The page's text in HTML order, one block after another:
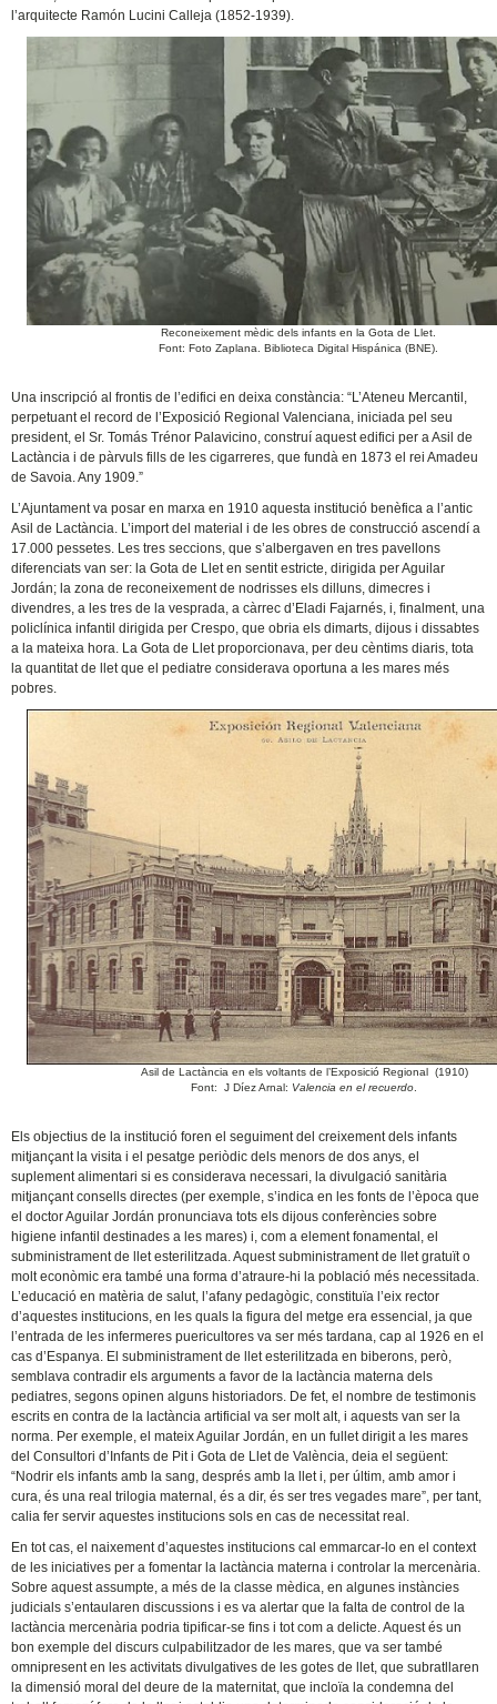
l’arquitecte Ramón Lucini Calleja (1852-1939).
Reconeixement mèdic dels infants en la Gota de Llet.
Font: Foto Zaplana. Biblioteca Digital Hispánica (BNE).
Una inscripció al frontis de l’edifici en deixa constància: “L’Ateneu Mercantil,
perpetuant el record de l’Exposició Regional Valenciana, iniciada pel seu
president, el Sr. Tomás Trénor Palavicino, construí aquest edifici per a Asil de
Lactància i de pàrvuls fills de les cigarreres, que fundà en 1873 el rei Amadeu
de Savoia. Any 1909.”
L’Ajuntament va posar en marxa en 1910 aquesta institució benèfica a l’antic
Asil de Lactància. L’import del material i de les obres de construcció ascendí a
17.000 pessetes. Les tres seccions, que s’albergaven en tres pavellons
diferenciats van ser: la Gota de Llet en sentit estricte, dirigida per Aguilar
Jordán; la zona de reconeixement de nodrisses els dilluns, dimecres i
divendres, a les tres de la vesprada, a càrrec d’Eladi Fajarnés, i, finalment, una
policlínica infantil dirigida per Crespo, que obria els dimarts, dijous i dissabtes
a la mateixa hora. La Gota de Llet proporcionava, per deu cèntims diaris, tota
la quantitat de llet que el pediatre considerava oportuna a les mares més
pobres.
Asil de Lactància en els voltants de l’Exposició Regional (1910)
Font: J Díez Arnal: Valencia en el recuerdo.
Els objectius de la institució foren el seguiment del creixement dels infants
mitjançant la visita i el pesatge periòdic dels menors de dos anys, el
suplement alimentari si es considerava necessari, la divulgació sanitària
mitjançant consells directes (per exemple, s’indica en les fonts de l’època que
el doctor Aguilar Jordán pronunciava tots els dijous conferències sobre
higiene infantil destinades a les mares) i, com a element fonamental, el
subministrament de llet esterilitzada. Aquest subministrament de llet gratuït o
molt econòmic era també una forma d’atraure-hi la població més necessitada.
L’educació en matèria de salut, l’afany pedagògic, constituïa l’eix rector
d’aquestes institucions, en les quals la figura del metge era essencial, ja que
l’entrada de les infermeres puericultores va ser més tardana, cap al 1926 en el
cas d’Espanya. El subministrament de llet esterilitzada en biberons, però,
semblava contradir els arguments a favor de la lactància materna dels
pediatres, segons opinen alguns historiadors. De fet, el nombre de testimonis
escrits en contra de la lactància artificial va ser molt alt, i aquests van ser la
norma. Per exemple, el mateix Aguilar Jordán, en un fullet dirigit a les mares
del Consultori d’Infants de Pit i Gota de Llet de València, deia el següent:
“Nodrir els infants amb la sang, després amb la llet i, per últim, amb amor i
cura, és una real trilogia maternal, és a dir, és ser tres vegades mare”, per tant,
calia fer servir aquestes institucions sols en cas de necessitat real.
En tot cas, el naixement d’aquestes institucions cal emmarcar-lo en el context
de les iniciatives per a fomentar la lactància materna i controlar la mercenària.
Sobre aquest assumpte, a més de la classe mèdica, en algunes instàncies
judicials s’entaularen discussions i es va alertar que la falta de control de la
lactància mercenària podria tipificar-se fins i tot com a delicte. Aquest és un
bon exemple del discurs culpabilitzador de les mares, que va ser també
omnipresent en les activitats divulgatives de les gotes de llet, que subratllaren
la dimensió moral del deure de la maternitat, que incloïa la condemna del